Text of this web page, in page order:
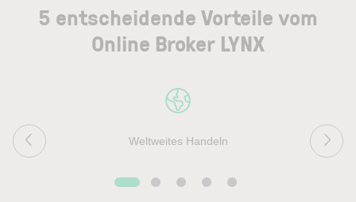
5 entscheidende Vorteile vom
Online Broker LYNX
Weltweites Handeln